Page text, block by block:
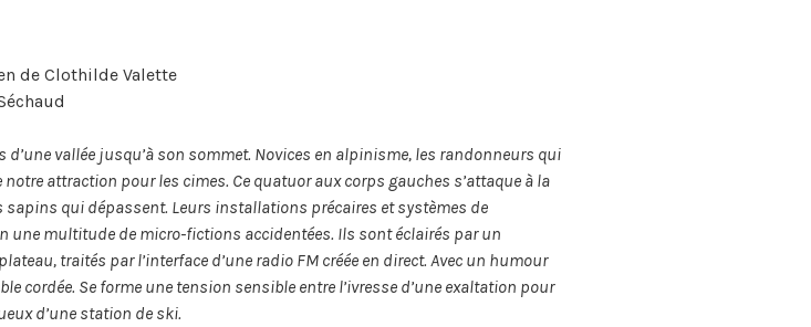
de Clothilde Valette
d’une vallée jusqu’à son sommet. Novices en alpinisme, les randonneurs qui
attraction pour les cimes. Ce quatuor aux corps gauches s’attaque à la
sapins qui dépassent. Leurs installations précaires et systèmes de
une multitude de micro-fictions accidentées. Ils sont éclairés par un
traités par l’interface d’une radio FM créée en direct. Avec un humour
cordée. Se forme une tension sensible entre l’ivresse d’une exaltation pour
d’une station de ski.